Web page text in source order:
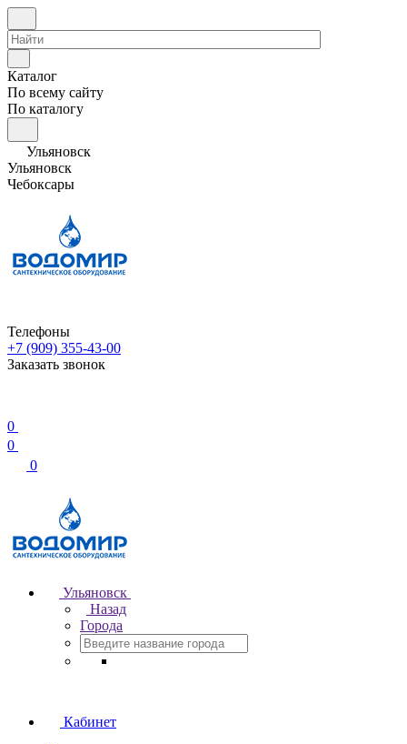
Каталог
По всему сайту
По каталогу
Ульяновск
Ульяновск
Чебоксары
Телефоны
+7 (909) 355-43-00
Заказать звонок
0
0
0
Ульяновск
Назад
Города
Кабинет